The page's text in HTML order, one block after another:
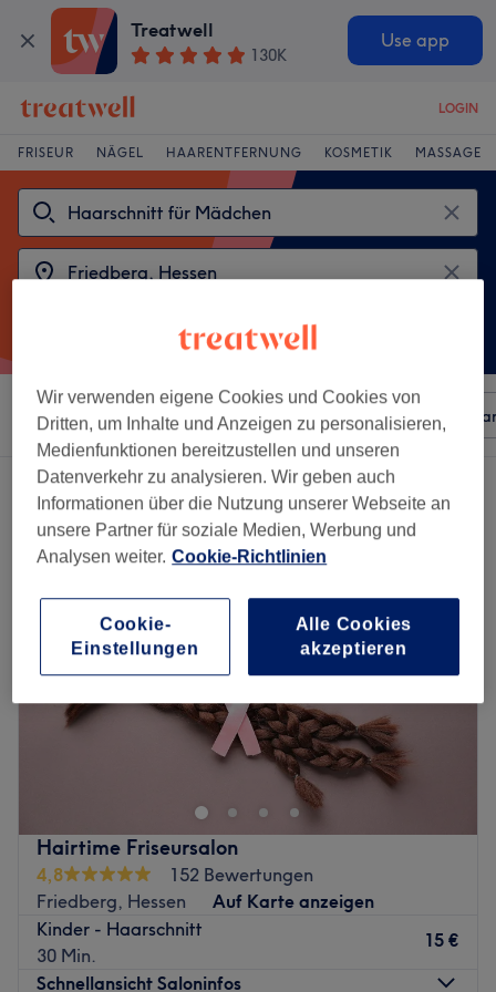
Treatwell
130K
Use app
LOGIN
FRISEUR NÄGEL HAARENTFERNUNG KOSMETIK MASSAGE
Sortieren nach Beliebiger Preis Besonderheiten
2 Salons die anbieten:
haarschnitt für mädchen in der Nähe von Friedberg, Hessen
Hairtime Friseursalon
4,8
152 Bewertungen
Friedberg, Hessen
Auf Karte anzeigen
Kinder - Haarschnitt
30 Min.
15 €
Schnellansicht Saloninfos
Wir verwenden eigene Cookies und Cookies von
Dritten, um Inhalte und Anzeigen zu personalisieren,
Medienfunktionen bereitzustellen und unseren
Datenverkehr zu analysieren. Wir geben auch
Informationen über die Nutzung unserer Webseite an
unsere Partner für soziale Medien, Werbung und
Analysen weiter. Cookie-Richtlinien
Cookie-
Einstellungen
Alle Cookies
akzeptieren